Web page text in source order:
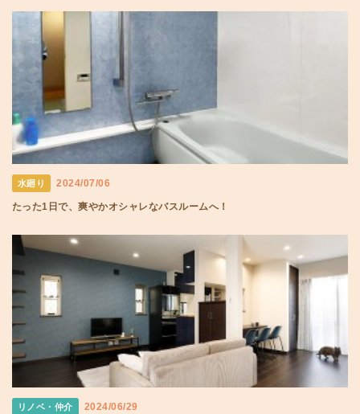
水廻り 2024/07/06
たった1日で、爽やかオシャレなバスルームへ！
リノベ・仲介 2024/06/29